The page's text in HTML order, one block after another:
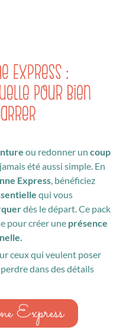
Express :
pour bien
ou redonner un coup
été aussi simple. En
Express, bénéficiez
qui vous
dès le départ. Ce pack
pour créer une présence
ceux qui veulent poser
perdre dans des détails
Express